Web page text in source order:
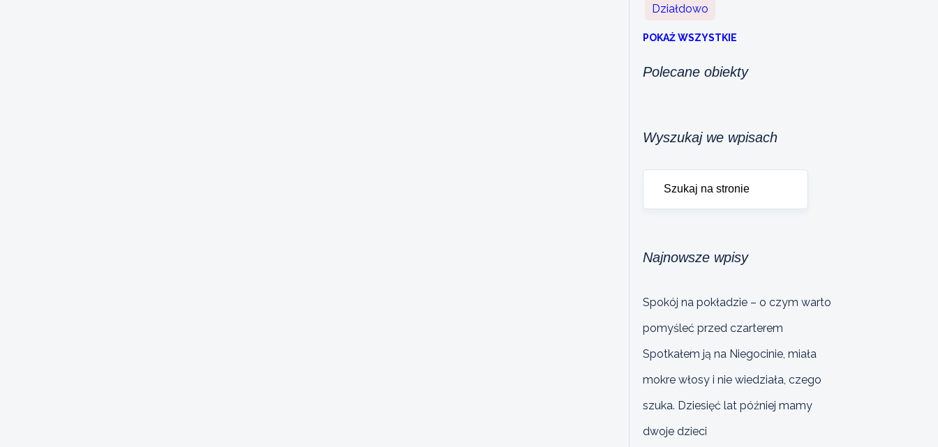
Działdowo
POKAŻ WSZYSTKIE
Polecane obiekty
Wyszukaj we wpisach
Najnowsze wpisy
Spokój na pokładzie – o czym warto
pomyśleć przed czarterem
Spotkałem ją na Niegocinie, miała
mokre włosy i nie wiedziała, czego
szuka. Dziesięć lat później mamy
dwoje dzieci